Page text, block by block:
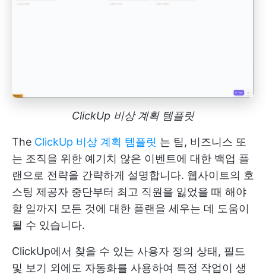
ClickUp 비상 계획 템플릿
The ClickUp 비상 계획 템플릿 는 팀, 비즈니스 또
는 조직을 위한 예기치 않은 이벤트에 대한 백업 플
랜으로 전략을 간략하게 설명합니다. 웹사이트의 호
스팅 제공자 중단부터 최고 직원을 잃었을 때 해야
할 일까지 모든 것에 대한 플랜을 세우는 데 도움이
될 수 있습니다.
ClickUp에서 찾을 수 있는 사용자 정의 상태, 필드
및 보기 외에도 자동화를 사용하여 특정 작업이 생